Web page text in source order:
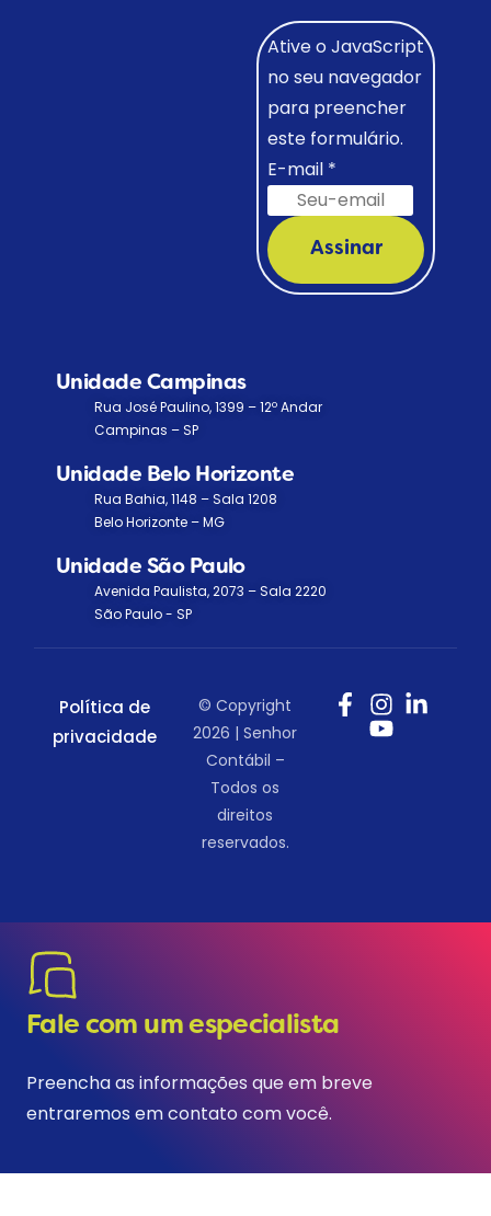
Ative o JavaScript
no seu navegador
para preencher
este formulário.
E-mail *
Assinar
Unidade Campinas
Rua José Paulino, 1399 – 12º Andar
Campinas – SP
Unidade Belo Horizonte
Rua Bahia, 1148 – Sala 1208
Belo Horizonte – MG
Unidade São Paulo
Avenida Paulista, 2073 – Sala 2220
São Paulo - SP
Política de
privacidade
© Copyright
2026 | Senhor
Contábil –
Todos os
direitos
reservados.
Fale com um especialista
Preencha as informações que em breve
entraremos em contato com você.